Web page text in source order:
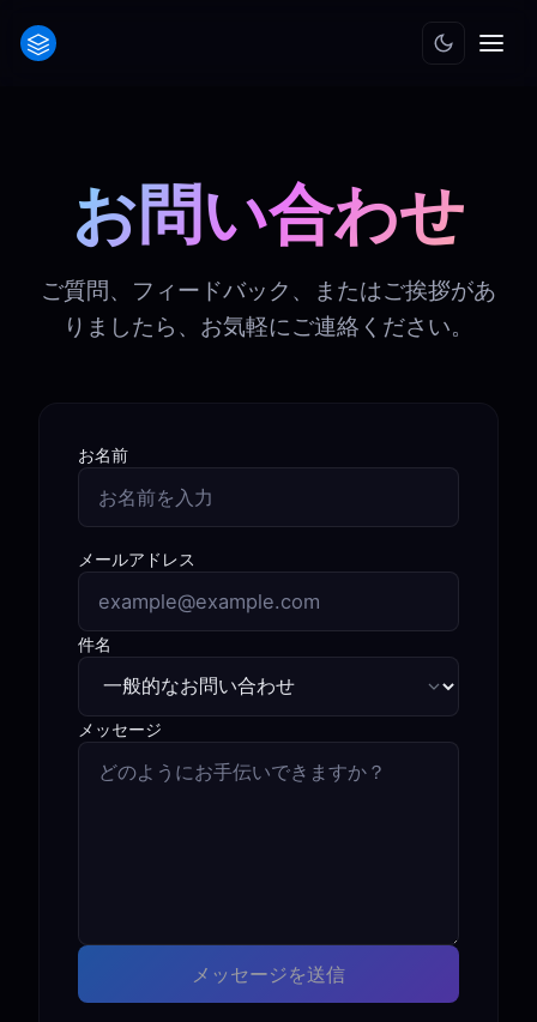
お問い合わせ
ご質問、フィードバック、またはご挨拶があ
りましたら、お気軽にご連絡ください。
お名前
メールアドレス
件名
メッセージ
メッセージを送信